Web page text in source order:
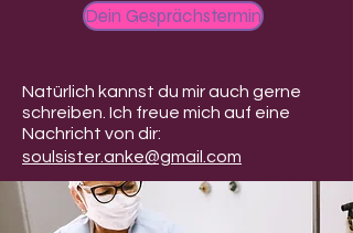
Dein Gesprächstermin
Natürlich kannst du mir auch gerne
schreiben. Ich freue mich auf eine
Nachricht von dir:
soulsister.anke@gmail.com